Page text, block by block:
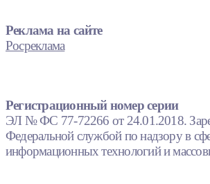
Реклама на сайте
Росреклама
Регистрационный номер серии
ЭЛ № ФС 77-72266 от 24.01.2018.
Федеральной службой по надзору в
информационных технологий и